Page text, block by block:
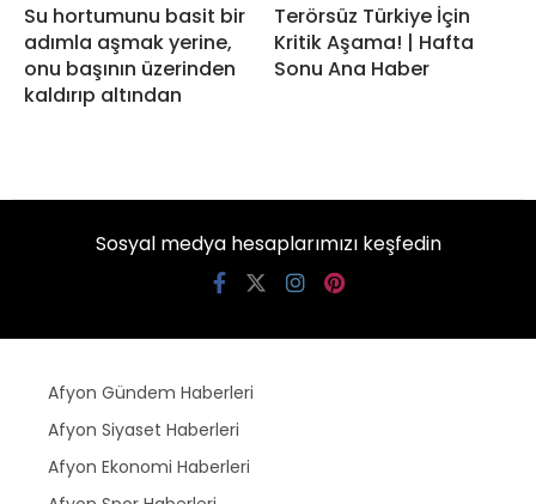
Su hortumunu basit bir
adımla aşmak yerine,
onu başının üzerinden
kaldırıp altından
Terörsüz Türkiye İçin
Kritik Aşama! | Hafta
Sonu Ana Haber
Sosyal medya hesaplarımızı keşfedin
Afyon Gündem Haberleri
Afyon Siyaset Haberleri
Afyon Ekonomi Haberleri